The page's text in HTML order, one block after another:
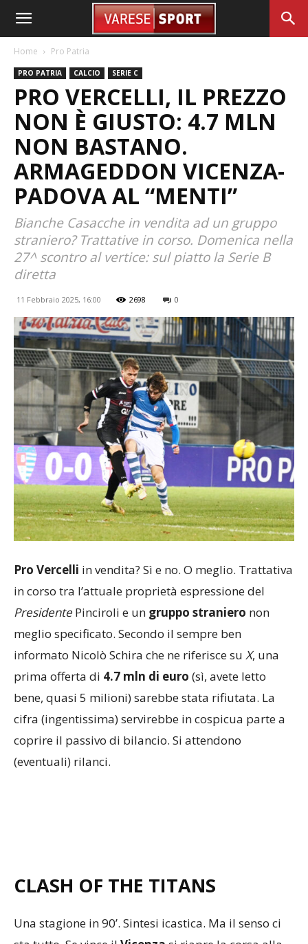
Home Pro Patria
PRO PATRIA CALCIO SERIE C
PRO VERCELLI, IL PREZZO
NON È GIUSTO: 4.7 MLN
NON BASTANO.
ARMAGEDDON VICENZA-
PADOVA AL “MENTI”
Bianche Casacche in vendita ad un gruppo
straniero? Trattative in corso. Domenica nella
27^ scontro al vertice: sul piatto la Serie B
diretta
11 Febbraio 2025, 16:00 2698 0
Pro Vercelli in vendita? Sì e no. O meglio. Trattativa
in corso tra l’attuale proprietà espressione del
Presidente Pinciroli e un gruppo straniero non
meglio specificato. Secondo il sempre ben
informato Nicolò Schira che ne riferisce su X, una
prima offerta di 4.7 mln di euro (sì, avete letto
bene, quasi 5 milioni) sarebbe stata rifiutata. La
cifra (ingentissima) servirebbe in cospicua parte a
coprire il passivo di bilancio. Si attendono
(eventuali) rilanci.
sta tutto. Se vince il Vicenzasi riapre la corsa alla